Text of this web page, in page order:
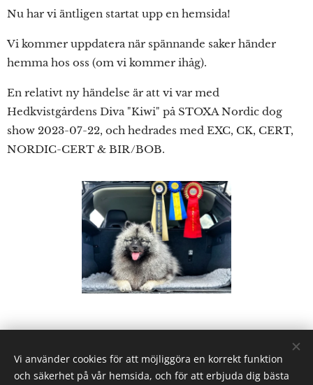
Nu har vi äntligen startat upp en hemsida!
Vi kommer uppdatera när spännande saker händer
hemma hos oss (om vi kommer ihåg).
En relativt ny händelse är att vi var med
Hedkvistgårdens Diva "Kiwi" på STOXA Nordic dog
show 2023-07-22, och hedrades med EXC, CK, CERT,
NORDIC-CERT & BIR/BOB.
Share
Vi använder cookies för att möjliggöra en korrekt funktion
och säkerhet på vår hemsida, och för att erbjuda dig bästa